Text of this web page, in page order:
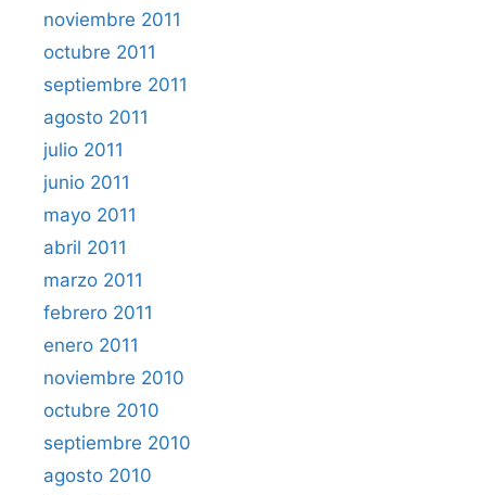
noviembre 2011
octubre 2011
septiembre 2011
agosto 2011
julio 2011
junio 2011
mayo 2011
abril 2011
marzo 2011
febrero 2011
enero 2011
noviembre 2010
octubre 2010
septiembre 2010
agosto 2010